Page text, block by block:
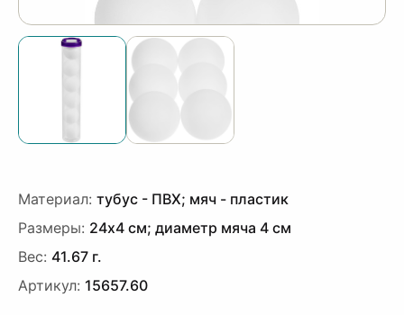
Материал: тубус - ПВХ; мяч - пластик
Размеры: 24х4 см; диаметр мяча 4 см
Вес: 41.67 г.
Артикул: 15657.60